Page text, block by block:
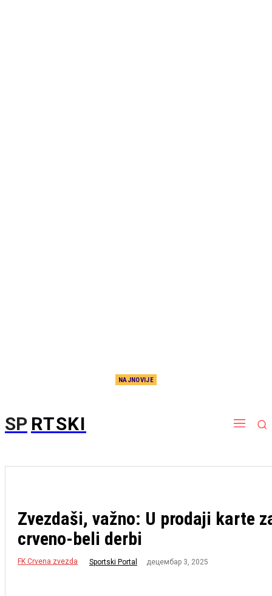
NAJNOVIJE
SP RTSKI
Zvezdaši, važno: U prodaji karte
crveno-beli derbi
FK Crvena zvezda Sportski Portal децембар 3, 2025